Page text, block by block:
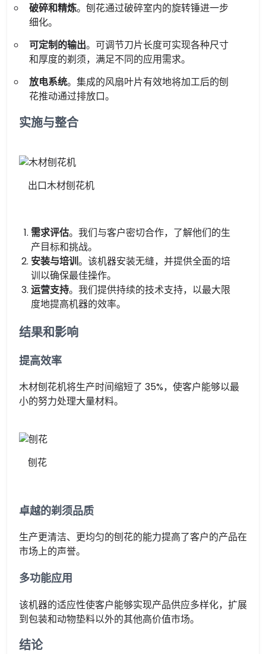
破碎和精炼。刨花通过破碎室内的旋转锤进一步
细化。
可定制的输出。可调节刀片长度可实现各种尺寸
和厚度的剃须，满足不同的应用需求。
放电系统。集成的风扇叶片有效地将加工后的刨
花推动通过排放口。
实施与整合
出口木材刨花机
需求评估。我们与客户密切合作，了解他们的生
产目标和挑战。
安装与培训。该机器安装无缝，并提供全面的培
训以确保最佳操作。
运营支持。我们提供持续的技术支持，以最大限
度地提高机器的效率。
结果和影响
提高效率
木材刨花机将生产时间缩短了 35%，使客户能够以最
小的努力处理大量材料。
刨花
卓越的剃须品质
生产更清洁、更均匀的刨花的能力提高了客户的产品在
市场上的声誉。
多功能应用
该机器的适应性使客户能够实现产品供应多样化，扩展
到包装和动物垫料以外的其他高价值市场。
结论